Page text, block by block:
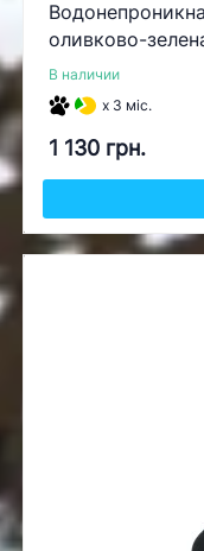
оливково-
В наличии
x 3 міс.
1 130 грн.